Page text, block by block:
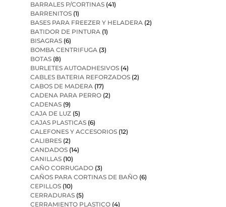
BARRALES P/CORTINAS (41)
BARRENITOS (1)
BASES PARA FREEZER Y HELADERA (2)
BATIDOR DE PINTURA (1)
BISAGRAS (6)
BOMBA CENTRIFUGA (3)
BOTAS (8)
BURLETES AUTOADHESIVOS (4)
CABLES BATERIA REFORZADOS (2)
CABOS DE MADERA (17)
CADENA PARA PERRO (2)
CADENAS (9)
CAJA DE LUZ (5)
CAJAS PLASTICAS (6)
CALEFONES Y ACCESORIOS (12)
CALIBRES (2)
CANDADOS (14)
CANILLAS (10)
CAÑO CORRUGADO (3)
CAÑOS PARA CORTINAS DE BAÑO (6)
CEPILLOS (10)
CERRADURAS (5)
CERRAMIENTO PLASTICO (4)